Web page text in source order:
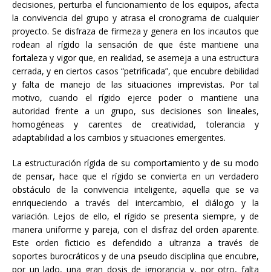
decisiones, perturba el funcionamiento de los equipos, afecta
la convivencia del grupo y atrasa el cronograma de cualquier
proyecto. Se disfraza de firmeza y genera en los incautos que
rodean al rígido la sensación de que éste mantiene una
fortaleza y vigor que, en realidad, se asemeja a una estructura
cerrada, y en ciertos casos “petrificada”, que encubre debilidad
y falta de manejo de las situaciones imprevistas. Por tal
motivo, cuando el rígido ejerce poder o mantiene una
autoridad frente a un grupo, sus decisiones son lineales,
homogéneas y carentes de creatividad, tolerancia y
adaptabilidad a los cambios y situaciones emergentes.
La estructuración rígida de su comportamiento y de su modo
de pensar, hace que el rígido se convierta en un verdadero
obstáculo de la convivencia inteligente, aquella que se va
enriqueciendo a través del intercambio, el diálogo y la
variación. Lejos de ello, el rígido se presenta siempre, y de
manera uniforme y pareja, con el disfraz del orden aparente.
Este orden ficticio es defendido a ultranza a través de
soportes burocráticos y de una pseudo disciplina que encubre,
por un lado, una gran dosis de ignorancia y, por otro, falta